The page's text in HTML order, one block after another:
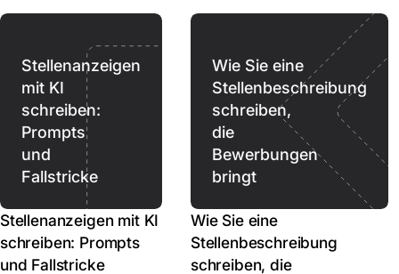
Zeit im qualifizierten
Stellenanzeigen
mit KI
schreiben:
Prompts
und
Fallstricke
Stellenanzeigen mit KI
schreiben: Prompts
und Fallstricke
Wie Sie eine
Stellenbeschreibung
schreiben,
die
Bewerbungen
bringt
Wie Sie eine
Stellenbeschreibung
schreiben, die